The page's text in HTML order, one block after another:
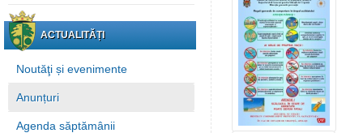
ACTUALITĂȚI
Noutăţi și evenimente
Anunțuri
Agenda săptămânii